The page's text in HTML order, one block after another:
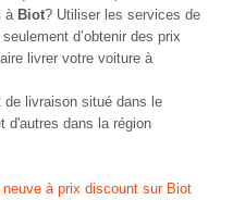
à Biot? Utiliser les services de
d’obtenir des prix
livrer votre voiture à
de livraison situé dans le
d'autres dans la région
à prix discount sur Biot